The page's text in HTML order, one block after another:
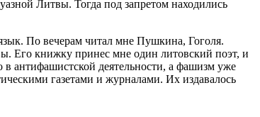
Литвы. Тогда под запретом находились
По вечерам читал мне Пушкина, Гоголя.
Его книжку принес мне один литовский поэт, и
в антифашистской деятельности, а фашизм уже
газетами и журналами. Их издавалось